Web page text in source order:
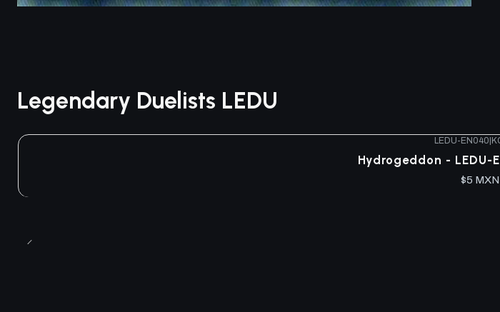
Legendary Duelists LEDU
LEDU-EN040
Hydrogeddon - LEDU-
$5 MXN